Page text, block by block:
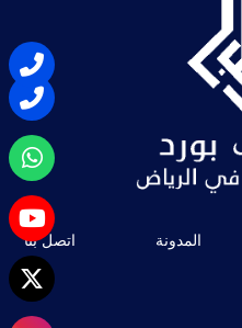
المدونة اتصل بنا